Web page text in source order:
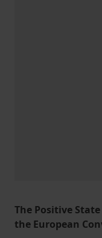
The Positive
the European